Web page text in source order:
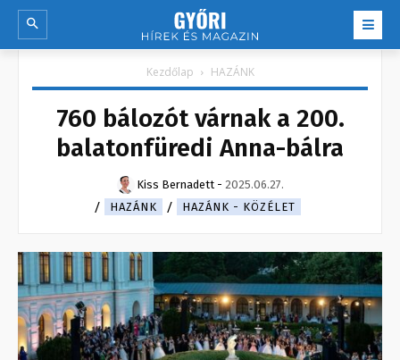
Kezdőlap HAZÁNK
760 bálozót várnak a 200.
balatonfüredi Anna-bálra
Kiss Bernadett - 2025.06.27.
HAZÁNK
HAZÁNK - KÖZÉLET